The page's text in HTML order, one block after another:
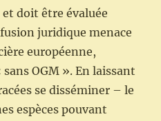
doit être évaluée
juridique menace
européenne,
OGM ». En laissant
se disséminer – le
espèces pouvant